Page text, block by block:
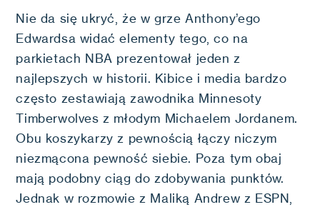
Nie da się ukryć, że w grze Anthony’ego
Edwardsa widać elementy tego, co na
parkietach NBA prezentował jeden z
najlepszych w historii. Kibice i media bardzo
często zestawiają zawodnika Minnesoty
Timberwolves z młodym Michaelem Jordanem.
Obu koszykarzy z pewnością łączy niczym
niezmącona pewność siebie. Poza tym obaj
mają podobny ciąg do zdobywania punktów.
Jednak w rozmowie z Maliką Andrew z ESPN,